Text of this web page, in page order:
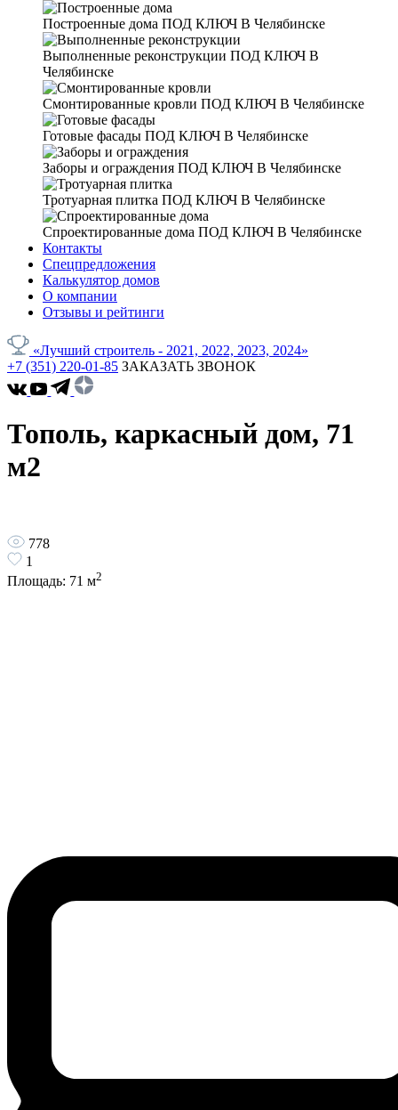
Построенные дома ПОД КЛЮЧ В Челябинске
Выполненные реконструкции ПОД КЛЮЧ В
Челябинске
Смонтированные кровли ПОД КЛЮЧ В Челябинске
Готовые фасады ПОД КЛЮЧ В Челябинске
Заборы и ограждения ПОД КЛЮЧ В Челябинске
Тротуарная плитка ПОД КЛЮЧ В Челябинске
Спроектированные дома ПОД КЛЮЧ В Челябинске
Контакты
Спецпредложения
Калькулятор домов
О компании
Отзывы и рейтинги
«Лучший строитель - 2021, 2022, 2023, 2024»
+7 (351) 220-01-85 ЗАКАЗАТЬ ЗВОНОК
Тополь, каркасный дом, 71
м2
778
1
Площадь: 71 м2